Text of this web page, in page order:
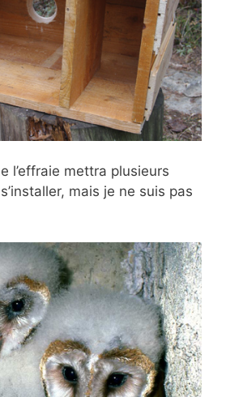
l’effraie mettra plusieurs
mais je ne suis pas